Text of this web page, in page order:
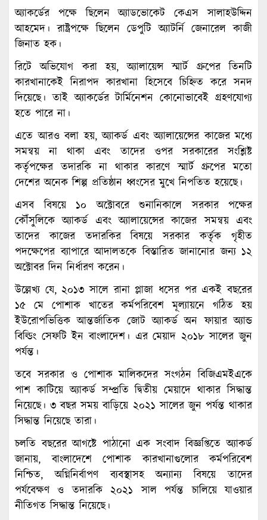
অ্যাকর্ডের পক্ষে ছিলেন অ্যাডভোকেট কেএস সালাহউদ্দিন
আহমেদ। রাষ্ট্রপক্ষে ছিলেন ডেপুটি অ্যাটর্নি জেনারেল কাজী
জিনাত হক।
রিটে অভিযোগ করা হয়, অ্যালায়েন্স স্মার্ট গ্রুপের তিনটি
কারখানাকেই নিরাপদ কারখানা হিসেবে চিহ্নিত করে সনদ
দিয়েছে। তাই অ্যাকর্ডের টার্মিনেশন কোনোভাবেই গ্রহণযোগ্য
হতে পারে না।
এতে আরও বলা হয়, অ্যাকর্ড এবং অ্যালায়েন্সের কাজের মধ্যে
সমন্বয় না থাকা এবং তাদের ওপর সরকারের সংশ্লিষ্ট
কর্তৃপক্ষের তদারকি না থাকার কারণে স্মার্ট গ্রুপের মতো
দেশের অনেক শিল্প প্রতিষ্ঠান ধ্বংসের মুখে নিপতিত হয়েছে।
এসব বিষয়ে ১০ অক্টোবরে শুনানিকালে সরকার পক্ষের
কৌঁসুলিকে অ্যাকর্ড এবং অ্যালায়েন্সের কাজের সমন্বয় এবং
তাদের কাজের তদারকির বিষয়ে সরকার কর্তৃক গৃহীত
পদক্ষেপের ব্যাপারে আদালতকে বিস্তারিত জানানোর জন্য ১২
অক্টোবর দিন নির্ধারণ করেন।
উল্লেখ্য যে, ২০১৩ সালে রানা প্লাজা ধসের পর একই বছরের
১৫ মে পোশাক খাতের কর্মপরিবেশ মূল্যায়নে গঠিত হয়
ইউরোপভিত্তিক আন্তর্জাতিক জোট অ্যাকর্ড অন ফায়ার অ্যান্ড
বিল্ডিং সেফটি ইন বাংলাদেশ। এর মেয়াদ ২০১৮ সালের জুন
পর্যন্ত।
তবে সরকার ও পোশাক মালিকদের সংগঠন বিজিএমইএকে
পাশ কাটিয়ে অ্যাকর্ড সম্প্রতি দ্বিতীয় মেয়াদে থাকার সিদ্ধান্ত
নিয়েছে। ৩ বছর সময় বাড়িয়ে ২০২১ সালের জুন পর্যন্ত থাকার
সিদ্ধান্ত নিয়েছে তারা।
চলতি বছরের আগষ্টে পাঠানো এক সংবাদ বিজ্ঞপ্তিতে অ্যাকর্ড
জানায়, বাংলাদেশে পোশাক কারখানাগুলোর কর্মপরিবেশ
নিশ্চিত, অগ্নিনির্বাপণ ব্যবস্থাসহ অন্যান্য বিষয়ে তাদের
পর্যবেক্ষণ ও তদারকি ২০২১ সাল পর্যন্ত চালিয়ে যাওয়ার
নীতিগত সিদ্ধান্ত নিয়েছে।